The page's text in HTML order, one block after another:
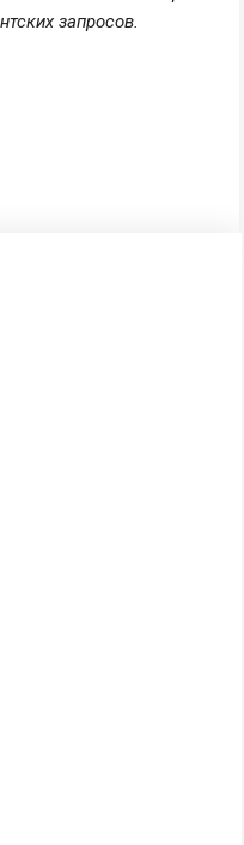
запросов.